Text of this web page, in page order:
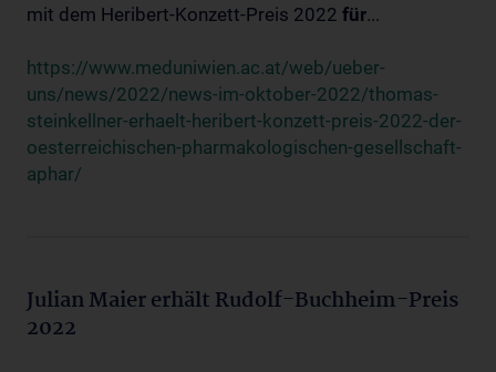
mit dem Heribert-Konzett-Preis 2022 für...
https://www.meduniwien.ac.at/web/ueber-
uns/news/2022/news-im-oktober-2022/thomas-
steinkellner-erhaelt-heribert-konzett-preis-2022-der-
oesterreichischen-pharmakologischen-gesellschaft-
aphar/
Julian Maier erhält Rudolf-Buchheim-Preis
2022